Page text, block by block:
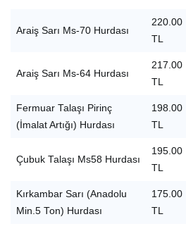
Araiş Sarı Ms-70 Hurdası
220.00
TL
Araiş Sarı Ms-64 Hurdası
217.00
TL
Fermuar Talaşı Pirinç
(İmalat Artığı) Hurdası
198.00
TL
Çubuk Talaşı Ms58 Hurdası
195.00
TL
Kırkambar Sarı (Anadolu
Min.5 Ton) Hurdası
175.00
TL